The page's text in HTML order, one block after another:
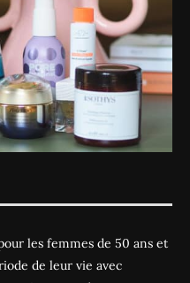
les femmes de 50 ans et
de leur vie avec